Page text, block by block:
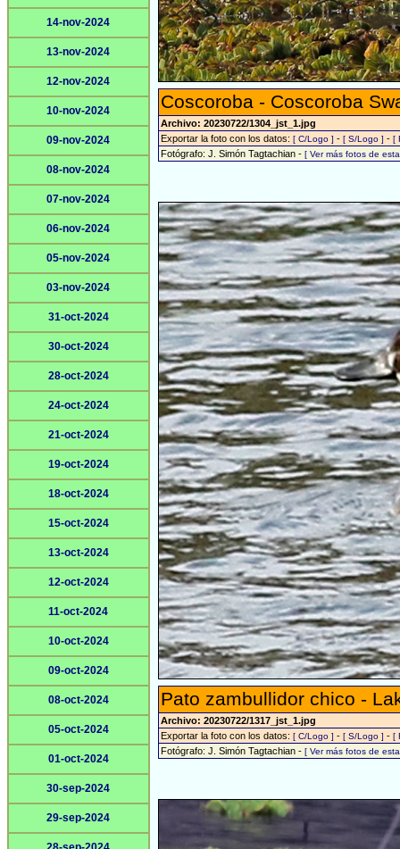
14-nov-2024
13-nov-2024
12-nov-2024
10-nov-2024
09-nov-2024
08-nov-2024
07-nov-2024
06-nov-2024
05-nov-2024
03-nov-2024
31-oct-2024
30-oct-2024
28-oct-2024
24-oct-2024
21-oct-2024
19-oct-2024
18-oct-2024
15-oct-2024
13-oct-2024
12-oct-2024
11-oct-2024
10-oct-2024
09-oct-2024
08-oct-2024
05-oct-2024
01-oct-2024
30-sep-2024
29-sep-2024
Coscoroba - Coscoroba
Archivo: 20230722/1304_jst_1.jpg
Exportar la foto con los datos: [ C/Logo ] - [ S/Logo ] - [
Fotógrafo: J. Simón Tagtachian - [ Ver más fotos de
Pato zambullidor chico -
Archivo: 20230722/1317_jst_1.jpg
Exportar la foto con los datos: [ C/Logo ] - [ S/Logo ] - [
Fotógrafo: J. Simón Tagtachian - [ Ver más fotos de